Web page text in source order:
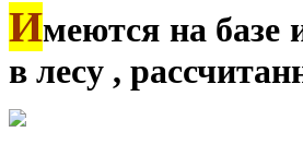
Имеются на базе
в лесу ,